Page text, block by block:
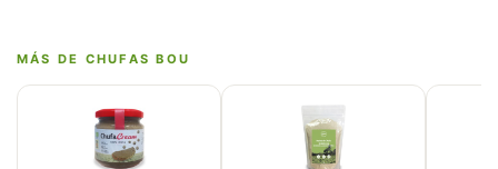
MÁS DE CHUFAS BOU